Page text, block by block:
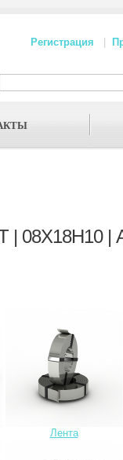
Регистрация
08Х18Н10 |
Лента